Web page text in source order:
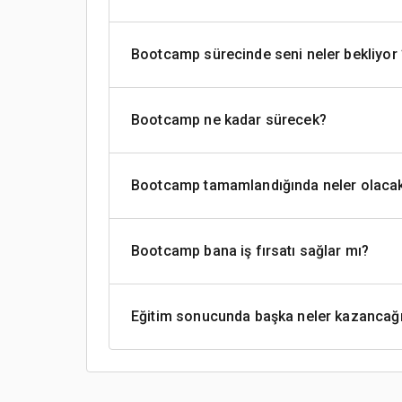
Bootcamp sürecinde seni neler bekliyor
Bootcamp ne kadar sürecek?
Bootcamp tamamlandığında neler
Bootcamp bana iş fırsatı sağlar mı?
Eğitim sonucunda başka neler